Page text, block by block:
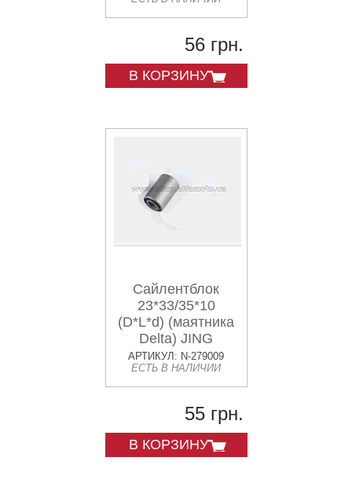
56 грн.
В КОРЗИНУ
Сайлентблок
23*33/35*10
(D*L*d) (маятника
Delta) JING
АРТИКУЛ: N-279009
ЕСТЬ В НАЛИЧИИ
55 грн.
В КОРЗИНУ